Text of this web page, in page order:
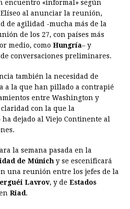
encuentro «informal» según
al anunciar la reunión,
de agilidad -mucha más de la
de los 27, con países más
medio, como Hungría– y
conversaciones preliminares.
también la necesidad de
a la que han pillado a contrapié
entre Washington y
con la que la
dejado al Viejo Continente al
la semana pasada en la
de Múnich y se escenificará
una reunión entre los jefes de la
Lavrov, y de Estados
Riad.